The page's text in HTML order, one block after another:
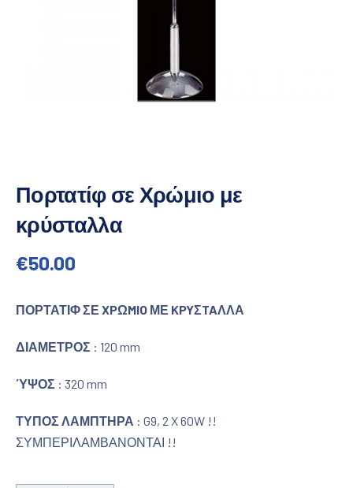
Πορτατίφ σε Χρώμιο με
κρύσταλλα
€50.00
ΠΟΡΤΑΤΙΦ ΣΕ XPΩMIO ΜΕ KPYΣTAΛΛΑ
ΔΙΑΜΕΤΡΟΣ : 120 mm
ΎΨΟΣ : 320 mm
ΤΥΠΟΣ ΛΑΜΠΤΗΡΑ : G9, 2 X 60W !!
ΣΥΜΠΕΡΙΛΑΜΒΑΝΟΝΤΑΙ !!